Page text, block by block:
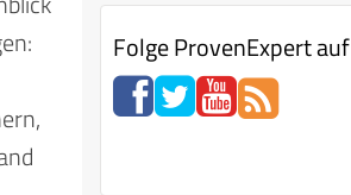
Folge ProvenExpert auf